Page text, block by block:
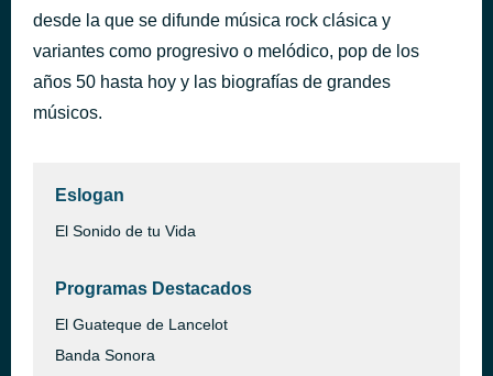
desde la que se difunde música rock clásica y
variantes como progresivo o melódico, pop de los
años 50 hasta hoy y las biografías de grandes
músicos.
Eslogan
El Sonido de tu Vida
Programas Destacados
El Guateque de Lancelot
Banda Sonora